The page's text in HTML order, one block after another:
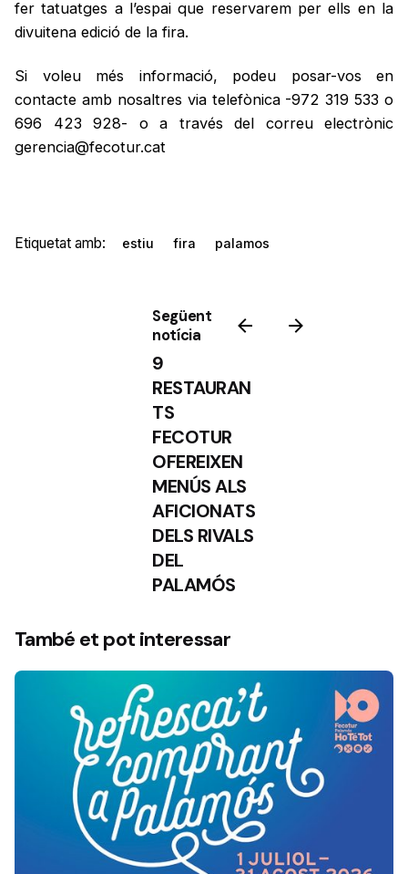
fer tatuatges a l’espai que reservarem per ells en la
divuitena edició de la fira.
Si voleu més informació, podeu posar-vos en
contacte amb nosaltres via telefònica -972 319 533 o
696 423 928- o a través del correu electrònic
gerencia@fecotur.cat
Etiquetat amb: estiu fira palamos
Següent
notícia
9
RESTAURAN
TS
FECOTUR
OFEREIXEN
MENÚS ALS
AFICIONATS
DELS RIVALS
DEL
PALAMÓS
També et pot interessar